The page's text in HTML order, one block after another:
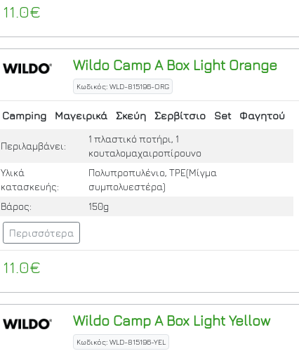
11.0€
WildoCamp A Box LightOrange
Κωδικός: WLD-815196-ORG
Camping Μαγειρικά Σκεύη Σερβίτσιο Set Φαγητού
Περιλαμβάνει:
1 πλαστικό ποτήρι, 1
κουταλομαχαιροπίρουνο
Υλικά
κατασκευής:
Πολυπροπυλένιο, TPE(Μίγμα
συμπολυεστέρα)
Βάρος:
150g
Περισσότερα
11.0€
WildoCamp A Box LightYellow
Κωδικός: WLD-815196-YEL